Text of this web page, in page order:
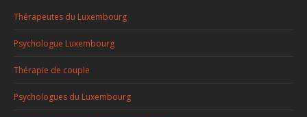
Thérapeutes du Luxembourg
Psychologue Luxembourg
Thérapie de couple
Psychologues du Luxembourg